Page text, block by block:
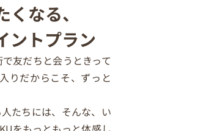
なる、
ントプラン
友だちと会うときって
りだからこそ、ずっと
たちには、そんな、い